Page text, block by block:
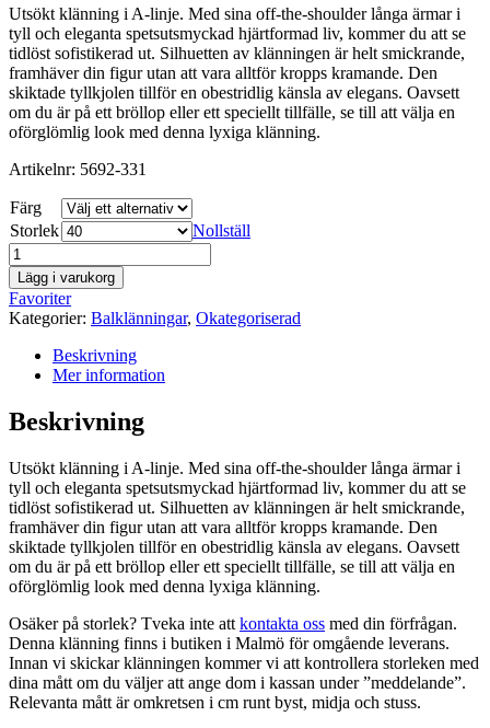
Utsökt klänning i A-linje. Med sina off-the-shoulder långa ärmar i
tyll och eleganta spetsutsmyckad hjärtformad liv, kommer du att se
tidlöst sofistikerad ut. Silhuetten av klänningen är helt smickrande,
framhäver din figur utan att vara alltför kropps kramande. Den
skiktade tyllkjolen tillför en obestridlig känsla av elegans. Oavsett
om du är på ett bröllop eller ett speciellt tillfälle, se till att välja en
oförglömlig look med denna lyxiga klänning.
Artikelnr: 5692-331
Färg
Storlek
Nollställ
Off-
shoulder
balklänning
med
linje
liv
mängd
Lägg i varukorg
Favoriter
Kategorier: Balklänningar, Okategoriserad
Beskrivning
Mer information
Beskrivning
Utsökt klänning i A-linje. Med sina off-the-shoulder långa ärmar i
tyll och eleganta spetsutsmyckad hjärtformad liv, kommer du att se
tidlöst sofistikerad ut. Silhuetten av klänningen är helt smickrande,
framhäver din figur utan att vara alltför kropps kramande. Den
skiktade tyllkjolen tillför en obestridlig känsla av elegans. Oavsett
om du är på ett bröllop eller ett speciellt tillfälle, se till att välja en
oförglömlig look med denna lyxiga klänning.
Osäker på storlek? Tveka inte att kontakta oss med din förfrågan.
Denna klänning finns i butiken i Malmö för omgående leverans.
Innan vi skickar klänningen kommer vi att kontrollera storleken med
dina mått om du väljer att ange dom i kassan under ”meddelande”.
Relevanta mått är omkretsen i cm runt byst, midja och stuss.